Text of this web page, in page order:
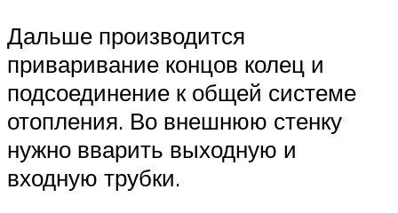
Дальше производится
приваривание концов колец и
подсоединение к общей системе
отопления. Во внешнюю стенку
нужно вварить выходную и
входную трубки.